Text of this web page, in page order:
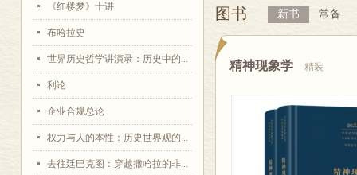
《红楼梦》十讲
布哈拉史
世界历史哲学讲演录：历史中的...
利论
企业合规总论
权力与人的本性：历史世界观的...
去往廷巴克图：穿越撒哈拉的非...
图书 新书 常备
精神现象学 精装